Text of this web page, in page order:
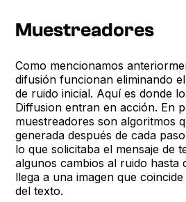
Muestreadores
Como mencionamos
difusión funcionan eliminando
de ruido inicial. Aquí es donde
Diffusion entran en acción. En
muestreadores son algoritmos
generada después de cada
lo que solicitaba el mensaje de
algunos cambios al ruido hasta
llega a una imagen que
del texto.